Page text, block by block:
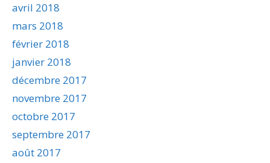
avril 2018
mars 2018
février 2018
janvier 2018
décembre 2017
novembre 2017
octobre 2017
septembre 2017
août 2017